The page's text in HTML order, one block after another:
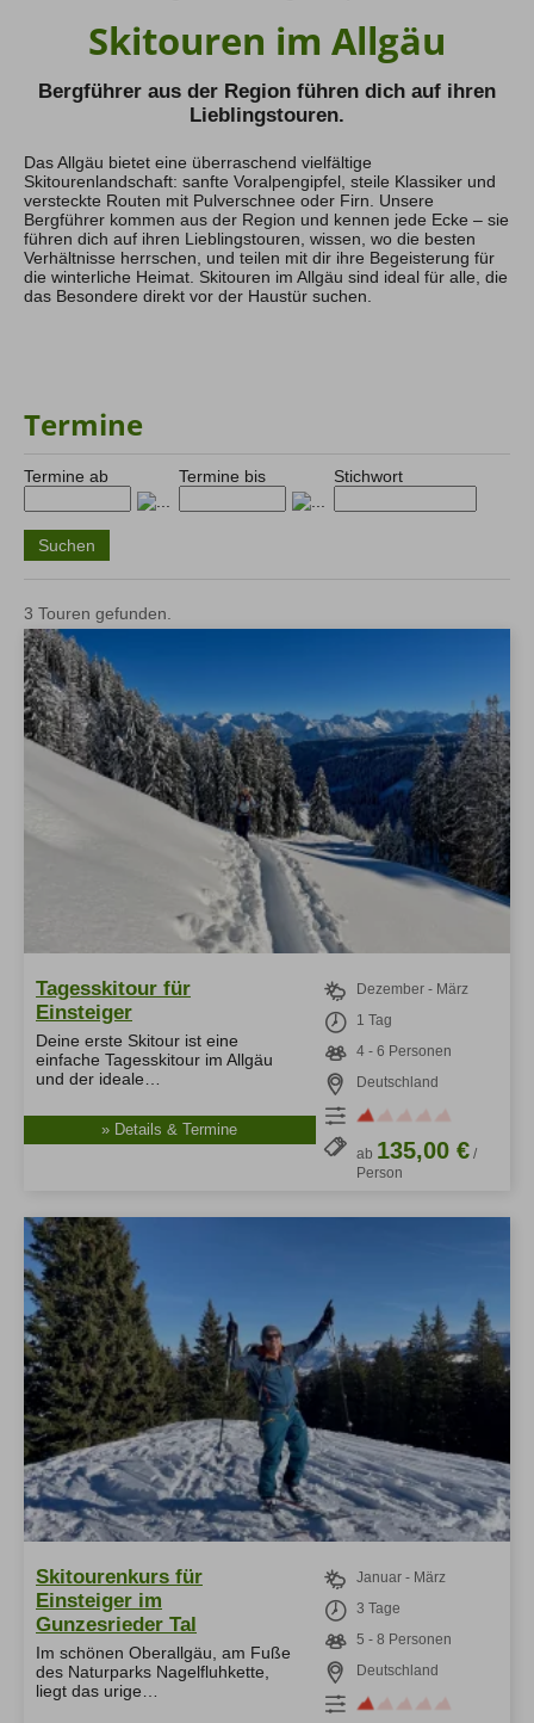
Hochtouren Alpen
Hochtouren 1:1
Klettern
Kletterreisen
Kletterkurse
Wandern
Wandern Weltweit
Wandern Selfguided
Winter
Sommer
Über uns
Team
Newsletter
Tipps & Tricks Schwierigkeits-Bewertung
Kontakt
E-Mail Tel.: 08326 385 63 33
Skitouren im Allgäu
Bergführer aus der Region führen dich auf ihren
Lieblingstouren.
Das Allgäu bietet eine überraschend vielfältige
Skitourenlandschaft: sanfte Voralpengipfel, steile Klassiker und
versteckte Routen mit Pulverschnee oder Firn. Unsere
Bergführer kommen aus der Region und kennen jede Ecke – sie
führen dich auf ihren Lieblingstouren, wissen, wo die besten
Verhältnisse herrschen, und teilen mit dir ihre Begeisterung für
die winterliche Heimat. Skitouren im Allgäu sind ideal für alle, die
das Besondere direkt vor der Haustür suchen.
Termine
Termine ab Termine bis Stichwort
3 Touren gefunden.
Tagesskitour für
Einsteiger
Deine erste Skitour ist eine
einfache Tagesskitour im Allgäu
und der ideale…
» Details & Termine
Dezember - März
1 Tag
4 - 6 Personen
Deutschland
ab 135,00 €/
Person
Skitourenkurs für
Einsteiger im
Gunzesrieder Tal
Im schönen Oberallgäu, am Fuße
des Naturparks Nagelfluhkette,
liegt das urige…
Januar - März
3 Tage
5 - 8 Personen
Deutschland